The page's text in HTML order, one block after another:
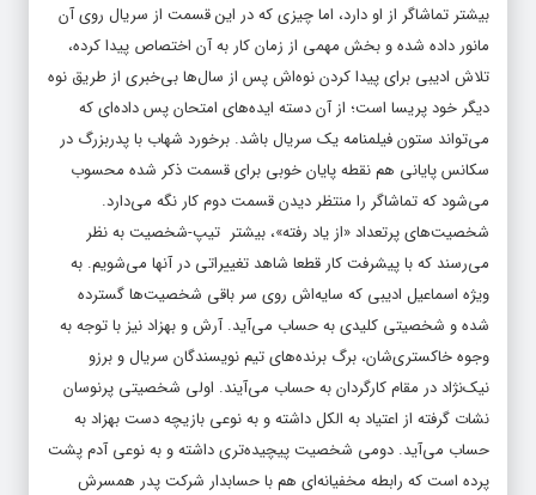
مانور داده شده و بخش مهمی از زمان کار به آن اختصاص پیدا کرده،
تلاش ادیبی برای پیدا کردن نوه‌اش پس از سال‌ها بی‌خبری از طریق نوه
دیگر خود پریسا است؛ از آن دسته ایده‌های امتحان پس داده‌ای که
می‌تواند ستون فیلمنامه یک سریال باشد. برخورد شهاب با پدربزرگ در
سکانس پایانی هم نقطه پایان خوبی برای قسمت ذکر شده محسوب
می‌شود که تماشاگر را منتظر دیدن قسمت دوم کار نگه می‌دارد.
شخصیت‌های پرتعداد «از یاد رفته»، بیشتر تیپ-شخصیت به نظر
می‌رسند که با پیشرفت کار قطعا شاهد تغییراتی در آنها می‌شویم. به
ویژه اسماعیل ادیبی که سایه‌اش روی سر باقی شخصیت‌ها گسترده
شده و شخصیتی کلیدی به حساب می‌آید. آرش و بهزاد نیز با توجه به
وجوه خاکستری‌شان، برگ برنده‌های تیم نویسندگان سریال و برزو
نیک‌نژاد در مقام کارگردان به حساب می‌آیند. اولی شخصیتی پرنوسان
نشات گرفته از اعتیاد به الکل داشته و به نوعی بازیچه دست بهزاد به
حساب می‌آید. دومی شخصیت پیچیده‌تری داشته و به نوعی آدم پشت
پرده است که رابطه مخفیانه‌ای هم با حسابدار شرکت پدر همسرش
دارد. شهاب هم به عنوان شخصیت کلیدی سریال، شخصیت